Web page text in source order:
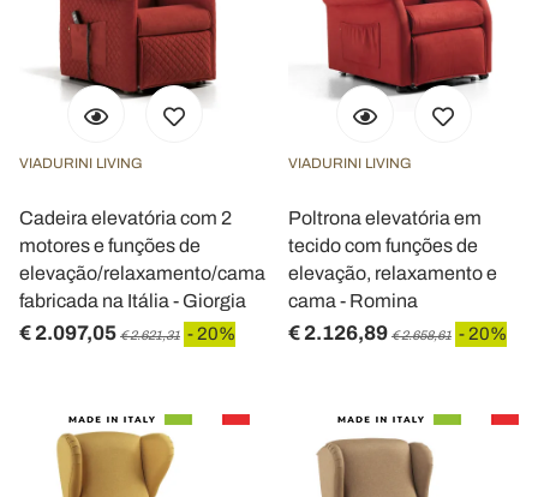
VIADURINI LIVING
Cadeira elevatória com 2
motores e funções de
elevação/relaxamento/cama
fabricada na Itália - Giorgia
€ 2.097,05 € 2.621,31 - 20%
VIADURINI LIVING
Poltrona elevatória em
tecido com funções de
elevação, relaxamento e
cama - Romina
€ 2.126,89 € 2.658,61 - 20%